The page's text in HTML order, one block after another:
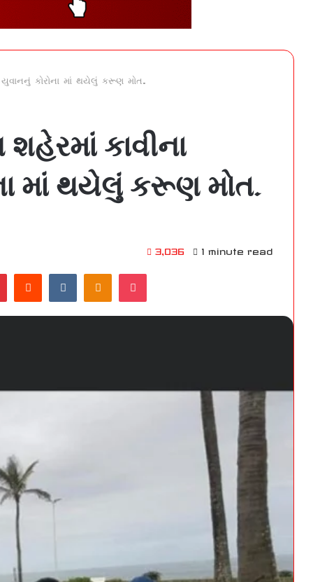
કોરોના માં થયેલું કરૂણ મોત.
કાવીના
માં થયેલું કરૂણ મોત.
3,036 1 minute read
VKontakte